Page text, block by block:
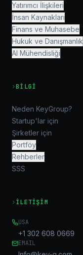
Yatırımcı İlişkileri
İnsan Kaynakları
Finans ve Muhasebe
Hukuk ve Danışmanlık
AI Mühendisliği
›BILGI
Neden KeyGroup?
Startup'lar için
Şirketler için
Portföy
Rehberler
SSS
› İLETIŞIM
USA
+1 302 608 0669
EMAIL